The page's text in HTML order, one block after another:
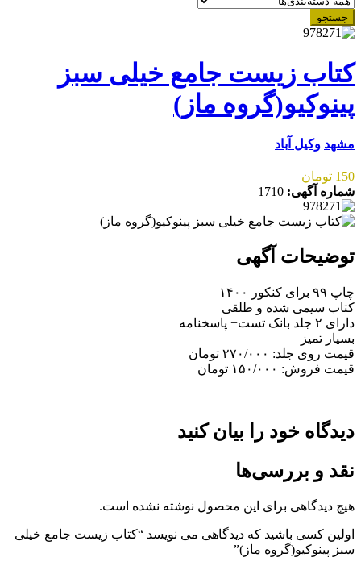
جستجو
کتاب زیست جامع خیلی سبز
پینوکیو(گروه ماز)
مشهد وکیل آباد
150 تومان
شماره آگهی: 1710
توضیحات آگهی
چاپ ۹۹ برای کنکور ۱۴۰۰
کتاب سیمی شده و طلقی
دارای ۲ جلد بانک تست+ پاسخنامه
بسیار تمیز
قیمت روی جلد: ۲۷۰/۰۰۰ تومان
قیمت فروش: ۱۵۰/۰۰۰ تومان
دیدگاه خود را بیان کنید
نقد و بررسی‌ها
هیچ دیدگاهی برای این محصول نوشته نشده است.
اولین کسی باشید که دیدگاهی می نویسد “کتاب زیست جامع خیلی
سبز پینوکیو(گروه ماز)”